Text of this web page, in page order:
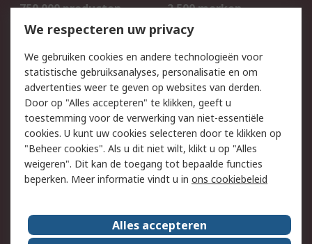
750.000 producten
2.500 merken
Bestellen
Inkoopoplossingen
Track & Trace
Wettelijk
Cookiebeleid
Email veiligheid
Privacybeleid
Websitevoorwaarden
Algemene
verkoopvoorwaarden
Over RS
We respecteren uw privacy
We gebruiken cookies en andere technologieën voor
statistische gebruiksanalyses, personalisatie en om
advertenties weer te geven op websites van derden.
Door op "Alles accepteren" te klikken, geeft u
toestemming voor de verwerking van niet-essentiële
cookies. U kunt uw cookies selecteren door te klikken op
"Beheer cookies". Als u dit niet wilt, klikt u op "Alles
weigeren". Dit kan de toegang tot bepaalde functies
beperken. Meer informatie vindt u in ons cookiebeleid
Alles accepteren